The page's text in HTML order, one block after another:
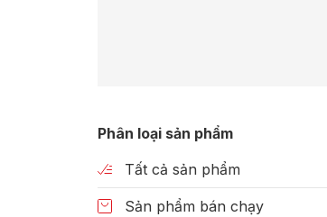
Phân loại sản phẩm
Tất cả sản phẩm
Sản phẩm bán chạy